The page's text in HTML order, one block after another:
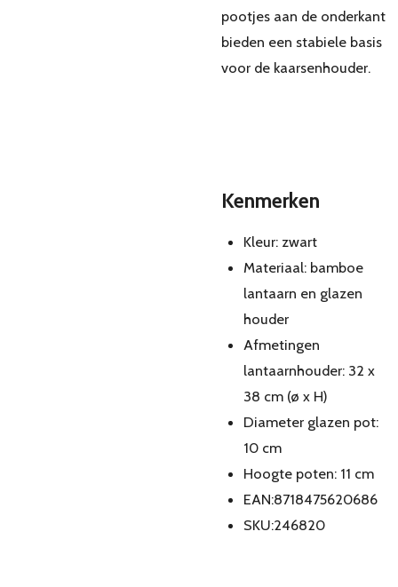
pootjes aan de onderkant
bieden een stabiele basis
voor de kaarsenhouder.
Kenmerken
Kleur: zwart
Materiaal: bamboe
lantaarn en glazen
houder
Afmetingen
lantaarnhouder: 32 x
38 cm (ø x H)
Diameter glazen pot:
10 cm
Hoogte poten: 11 cm
EAN:8718475620686
SKU:246820